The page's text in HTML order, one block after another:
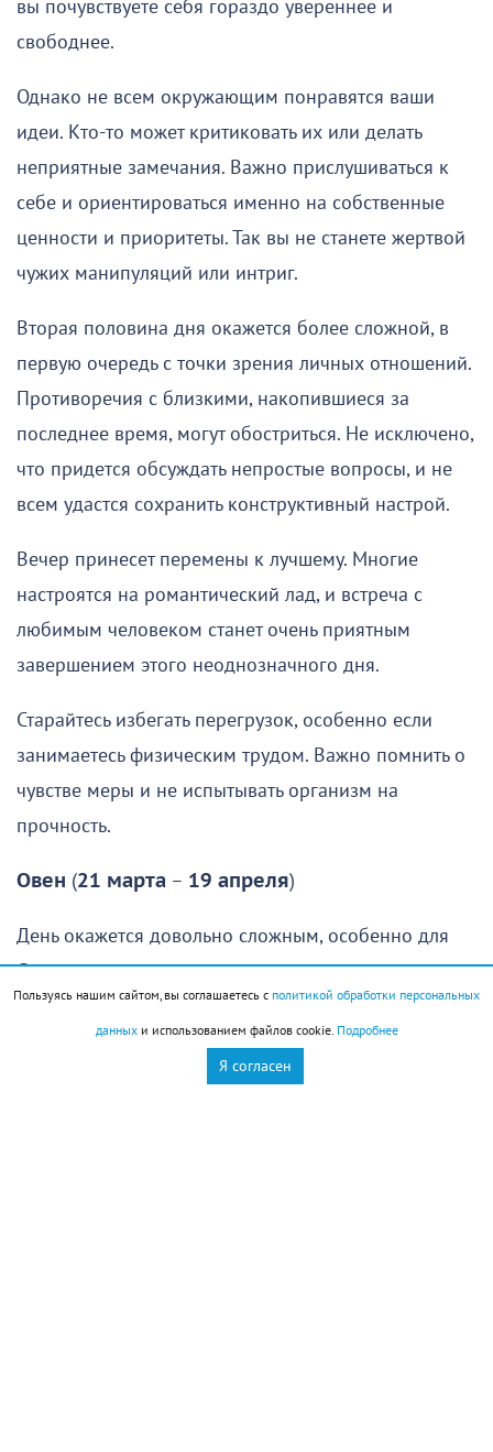
вы почувствуете себя гораздо увереннее и
свободнее.
Однако не всем окружающим понравятся ваши
идеи. Кто-то может критиковать их или делать
неприятные замечания. Важно прислушиваться к
себе и ориентироваться именно на собственные
ценности и приоритеты. Так вы не станете жертвой
чужих манипуляций или интриг.
Вторая половина дня окажется более сложной, в
первую очередь с точки зрения личных отношений.
Противоречия с близкими, накопившиеся за
последнее время, могут обостриться. Не исключено,
что придется обсуждать непростые вопросы, и не
всем удастся сохранить конструктивный настрой.
Вечер принесет перемены к лучшему. Многие
настроятся на романтический лад, и встреча с
любимым человеком станет очень приятным
завершением этого неоднозначного дня.
Старайтесь избегать перегрузок, особенно если
занимаетесь физическим трудом. Важно помнить о
чувстве меры и не испытывать организм на
прочность.
Овен (21 марта – 19 апреля)
День окажется довольно сложным, особенно для
Овнов, которые рассчитывали спокойно отдохнуть,
восстановить силы и заняться чем-то приятным.
Увы, провести день именно так едва ли удастся:
гораздо вероятнее, что вам придется решать
Пользуясь нашим сайтом, вы соглашаетесь с политикой обработки персональных
данныхи использованием файлов cookie. Подробнее
Я согласен